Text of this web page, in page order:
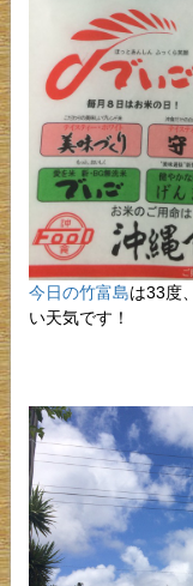
今日の竹富島は33度
い天気です！